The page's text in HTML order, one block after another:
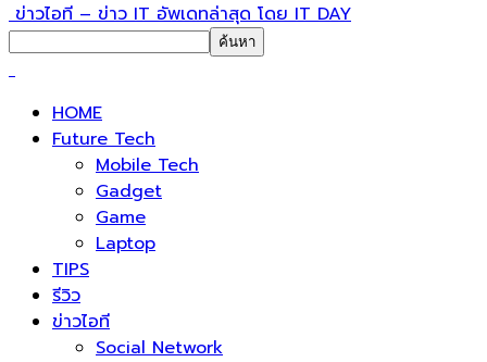
ข่าวไอที – ข่าว IT อัพเดทล่าสุด โดย IT DAY
HOME
Future Tech
Mobile Tech
Gadget
Game
Laptop
TIPS
รีวิว
ข่าวไอที
Social Network